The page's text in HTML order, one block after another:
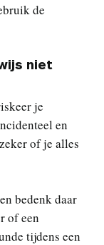
de
niet
je
en
of je alles
bedenk daar
of een
tijdens een